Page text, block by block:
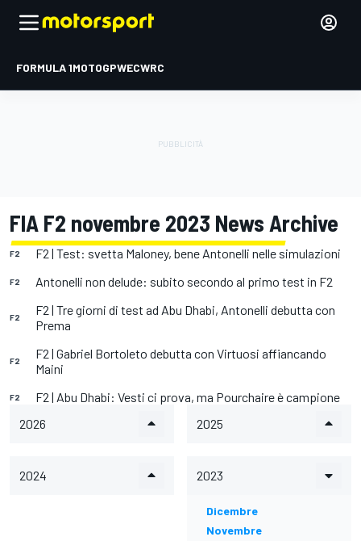
FORMULA 1MOTOGPWECWRC
FIA F2 novembre 2023 News Archive
F2 F2 | Test: svetta Maloney, bene Antonelli nelle simulazioni
F2 Antonelli non delude: subito secondo al primo test in F2
F2
F2 | Tre giorni di test ad Abu Dhabi, Antonelli debutta con
Prema
F2
F2 | Gabriel Bortoleto debutta con Virtuosi affiancando
Maini
F2
F2 | Abu Dhabi: Vesti ci prova, ma Pourchaire è campione
2026
2025
2024 2023
Dicembre
Novembre